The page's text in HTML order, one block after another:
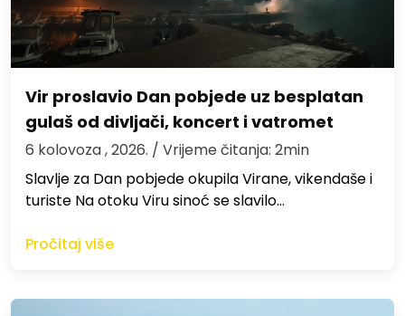
Vir proslavio Dan pobjede uz besplatan
gulaš od divljači, koncert i vatromet
6 kolovoza , 2026. / Vrijeme čitanja: 2min
Slavlje za Dan pobjede okupila Virane, vikendaše i
turiste Na otoku Viru sinoć se slavilo…
Pročitaj više